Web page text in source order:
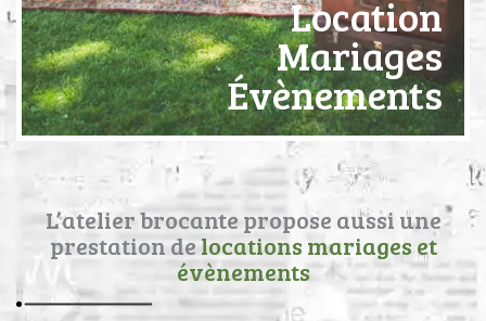
Location
Mariages
Évènements
L’atelier brocante propose aussi une
prestation de locations mariages et
évènements